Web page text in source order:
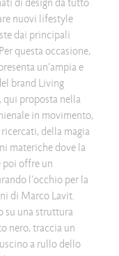
di design da tutto
nuovi lifestyle
dai principali
questa occasione,
un’ampia e
brand Living
qui proposta nella
in movimento,
della magia
materiche dove la
poi offre un
l’occhio per la
di Marco Lavit.
su una struttura
nero, traccia un
a rullo dello